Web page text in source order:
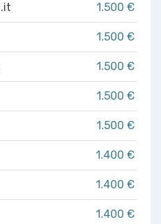
1.500 €
1.500 €
1.500 €
1.500 €
1.500 €
1.400 €
1.400 €
1.400 €